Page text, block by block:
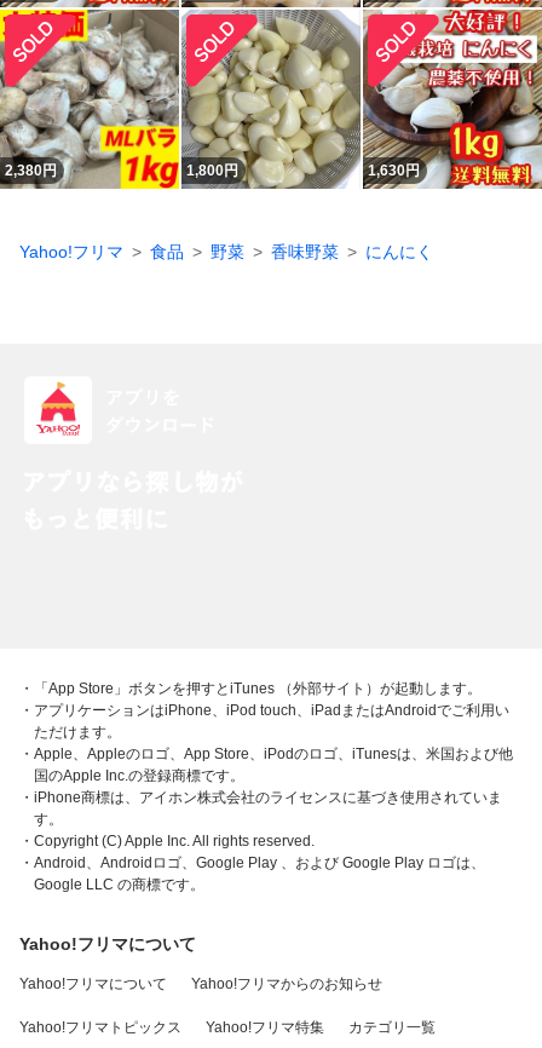
2,380円 1,800円 1,630円
Yahoo!フリマ 食品 野菜 香味野菜 にんにく
・「App Store」ボタンを押すとiTunes （外部サイト）が起動します。
・アプリケーションはiPhone、iPod touch、iPadまたはAndroidでご利用い
ただけます。
・Apple、Appleのロゴ、App Store、iPodのロゴ、iTunesは、米国および他
国のApple Inc.の登録商標です。
・iPhone商標は、アイホン株式会社のライセンスに基づき使用されていま
す。
・Copyright (C) Apple Inc. All rights reserved.
・Android、Androidロゴ、Google Play 、および Google Play ロゴは、
Google LLC の商標です。
Yahoo!フリマについて
Yahoo!フリマについて Yahoo!フリマからのお知らせ
Yahoo!フリマトピックス Yahoo!フリマ特集 カテゴリ一覧